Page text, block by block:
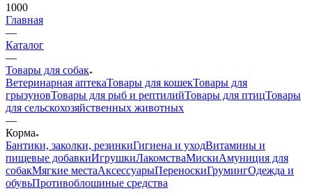
1000
Главная
—
Каталог
—
Товары для собак
Ветеринарная аптекаТовары для кошекТовары для
грызуновТовары для рыб и рептилийТовары для птицТовары
для сельскохозяйственных животных
—
Корма
Бантики, заколки, резинкиГигиена и уходВитамины и
пищевые добавкиИгрушкиЛакомстваМискиАмуниция для
собакМягкие местаАксессуарыПереноскиГрумингОдежда и
обувьПротивоблошиные средства